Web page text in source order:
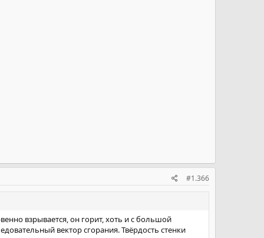
#1.366
взрывается, он горит, хоть и с большой
вектор сгорания. Твёрдость стенки